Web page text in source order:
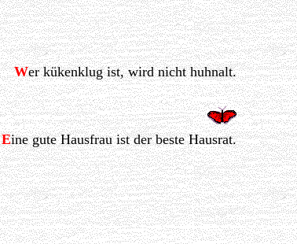
Wer kükenklug ist, wird nicht huhnalt.
Eine gute Hausfrau ist der beste Hausrat.